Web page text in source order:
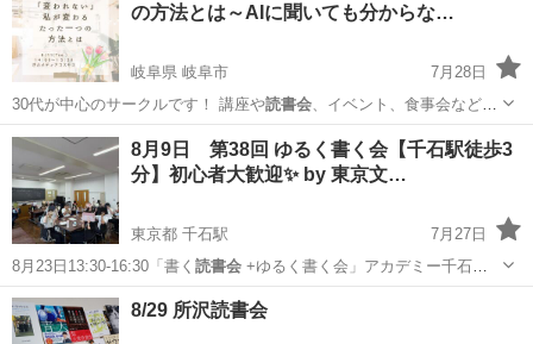
の方法とは～AIに聞いても分からな…
岐阜県 岐阜市
7月28日
30代が中心のサークルです！ 講座や読書会、イベント、食事会など毎
月開催していま…
岐阜 岐阜市 セミナー ぎふ
8月9日 第38回 ゆるく書く会【千石駅徒歩3
分】初心者大歓迎✨ by 東京文…
東京都 千石駅
7月27日
8月23日13:30-16:30「書く 読書会+ゆるく書く会」アカデミー千石の
予定…
東京 文京区 千石駅 ワークショップ
8/29 所沢読書会